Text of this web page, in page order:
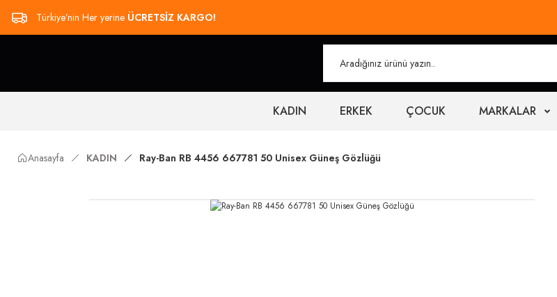
Türkiye’nin Her yerine ÜCRETSİZ KARGO!
KADIN ERKEK ÇOCUK MARKALAR
Anasayfa KADIN Ray-Ban RB 4456 667781 50 Unisex Güneş Gözlüğü